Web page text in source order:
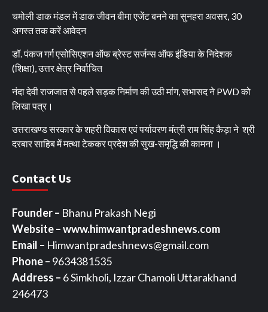
चमोली डाक मंडल में डाक जीवन बीमा एजेंट बनने का सुनहरा अवसर, 30
अगस्त तक करें आवेदन
डॉ. पंकज गर्ग एसोसिएशन ऑफ ब्रेस्ट सर्जन्स ऑफ इंडिया के निदेशक
(शिक्षा), उत्तर क्षेत्र निर्वाचित
नंदा देवी राजजात से पहले सड़क निर्माण की उठी मांग, सभासद ने PWD को
लिखा पत्र।
उत्तराखण्ड सरकार के शहरी विकास एवं पर्यावरण मंत्री राम सिंह कैड़ा ने श्री
दरबार साहिब में मत्था टेककर प्रदेश की सुख-समृद्धि की कामना ।
Contact Us
Founder – Bhanu Prakash Negi
Website – www.himwantpradeshnews.com
Email – Himwantpradeshnews@gmail.com
Phone – 9634381535
Address – 6 Simkholi, Izzar Chamoli Uttarakhand
246473